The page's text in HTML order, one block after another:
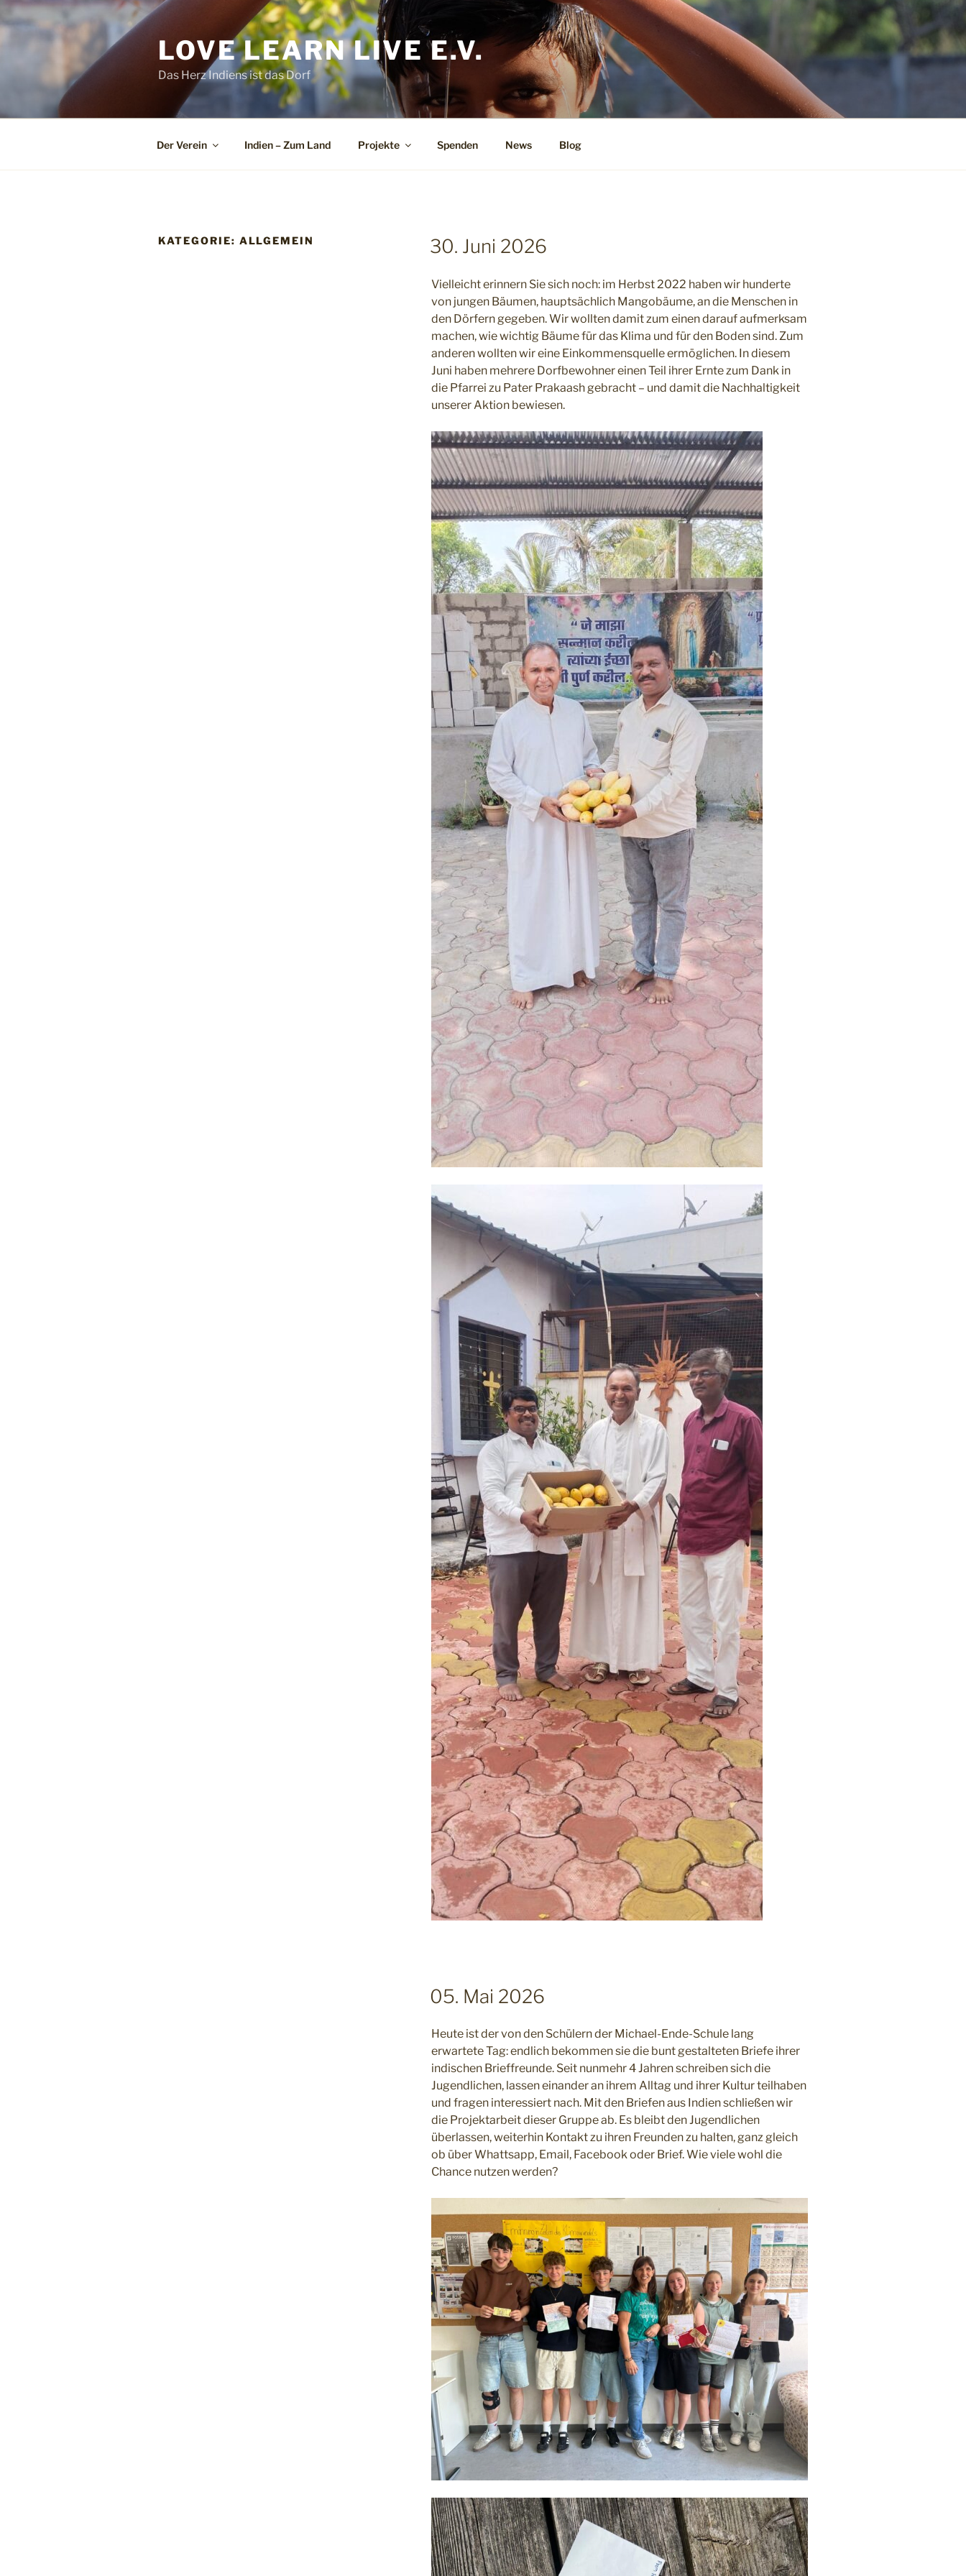
Zum
Inhalt
springen
LOVE LEARN LIVE E.V.
Das Herz Indiens ist das Dorf
Der Verein Indien – Zum Land Projekte Spenden News Blog
KATEGORIE: ALLGEMEIN 30. Juni 2026
Vielleicht erinnern Sie sich noch: im Herbst 2022 haben wir hunderte
von jungen Bäumen, hauptsächlich Mangobäume, an die Menschen in
den Dörfern gegeben. Wir wollten damit zum einen darauf aufmerksam
machen, wie wichtig Bäume für das Klima und für den Boden sind. Zum
anderen wollten wir eine Einkommensquelle ermöglichen. In diesem
Juni haben mehrere Dorfbewohner einen Teil ihrer Ernte zum Dank in
die Pfarrei zu Pater Prakaash gebracht – und damit die Nachhaltigkeit
unserer Aktion bewiesen.
05. Mai 2026
Heute ist der von den Schülern der Michael-Ende-Schule lang
erwartete Tag: endlich bekommen sie die bunt gestalteten Briefe ihrer
indischen Brieffreunde. Seit nunmehr 4 Jahren schreiben sich die
Jugendlichen, lassen einander an ihrem Alltag und ihrer Kultur teilhaben
und fragen interessiert nach. Mit den Briefen aus Indien schließen wir
die Projektarbeit dieser Gruppe ab. Es bleibt den Jugendlichen
überlassen, weiterhin Kontakt zu ihren Freunden zu halten, ganz gleich
ob über Whattsapp, Email, Facebook oder Brief. Wie viele wohl die
Chance nutzen werden?